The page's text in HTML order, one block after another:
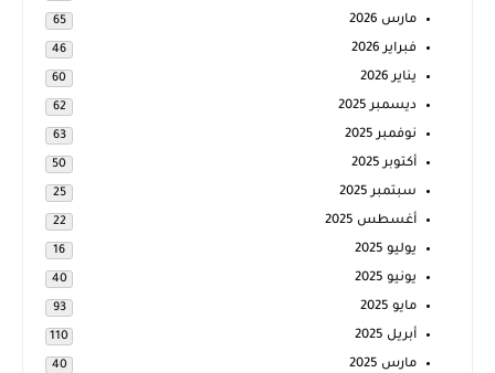
مارس 2026 65
فبراير 2026 46
يناير 2026 60
ديسمبر 2025 62
نوفمبر 2025 63
أكتوبر 2025 50
سبتمبر 2025 25
أغسطس 2025 22
يوليو 2025 16
يونيو 2025 40
مايو 2025 93
أبريل 2025 110
مارس 2025 40